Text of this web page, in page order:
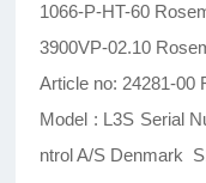
1066-P-HT-60
3900VP-02.10
Article no: 24281-00
Model : L3S Serial
ntrol A/S Denmark